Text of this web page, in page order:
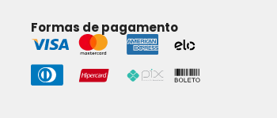
Formas de pagamento